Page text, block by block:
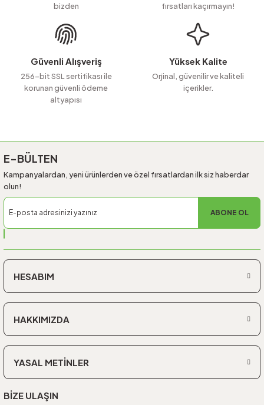
Ürün bilgilerinde hatalar bulunuyor.
Ürün fiyatı diğer sitelerden daha pahalı.
Bu ürüne benzer farklı alternatifler olmalı.
bizden
fırsatları kaçırmayın!
Güvenli Alışveriş
256-bit SSL sertifikası ile
korunan güvenli ödeme
altyapısı
Yüksek Kalite
Orjinal, güvenilir ve kaliteli
içerikler.
E-BÜLTEN
Kampanyalardan, yeni ürünlerden ve özel fırsatlardan ilk siz haberdar
olun!
ABONE OL
HESABIM
HAKKIMIZDA
YASAL METİNLER
BİZE ULAŞIN